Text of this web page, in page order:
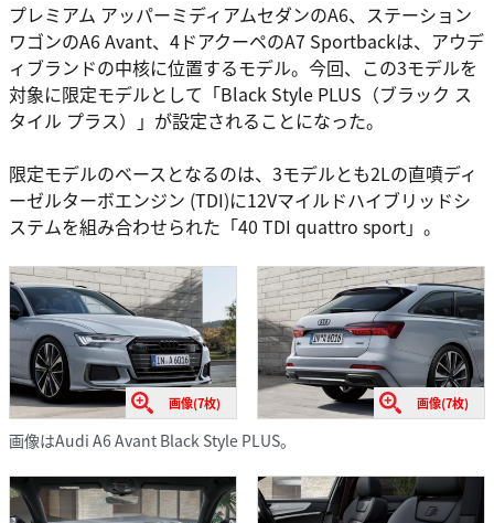
プレミアム アッパーミディアムセダンのA6、ステーション
ワゴンのA6 Avant、4ドアクーペのA7 Sportbackは、アウデ
ィブランドの中核に位置するモデル。今回、この3モデルを
対象に限定モデルとして「Black Style PLUS（ブラック ス
タイル プラス）」が設定されることになった。
限定モデルのベースとなるのは、3モデルとも2Lの直噴ディ
ーゼルターボエンジン (TDI)に12Vマイルドハイブリッドシ
ステムを組み合わせられた「40 TDI quattro sport」。
画像(7枚) 画像(7枚)
画像はAudi A6 Avant Black Style PLUS。